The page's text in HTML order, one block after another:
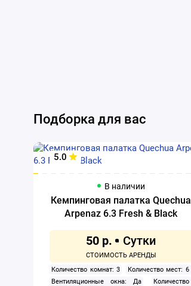
Подборка для вас
5.0
В наличии
Кемпинговая палатка Quechua
Arpenaz 6.3 Fresh & Black
50 р.
Количество комнат: 3
Количество мест: 6
Вентиляционные окна: Да
Количество